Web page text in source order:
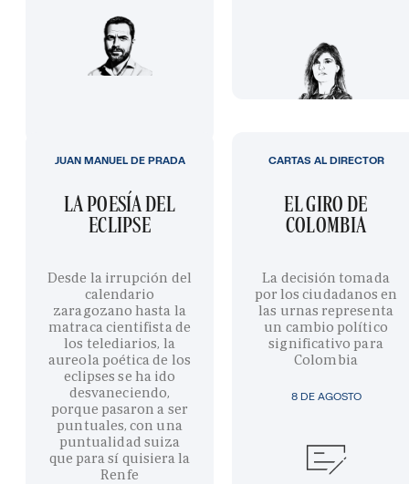
LA POESÍA DEL
ECLIPSE
Desde la irrupción del
calendario
zaragozano hasta la
matraca cientifista de
los telediarios, la
aureola poética de los
eclipses se ha ido
desvaneciendo,
porque pasaron a ser
puntuales, con una
puntualidad suiza
que para sí quisiera la
Renfe
JUAN MANUEL DE PRADA
8 DE AGOSTO
EL GIRO DE
COLOMBIA
La decisión tomada
por los ciudadanos en
las urnas representa
un cambio político
significativo para
Colombia
CARTAS AL DIRECTOR